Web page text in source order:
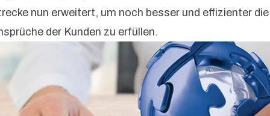
nun erweitert, um noch besser und effizienter die
der Kunden zu erfüllen.